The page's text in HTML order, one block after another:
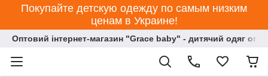
Покупайте детскую одежду по самым низким
ценам в Украине!
Оптовий інтернет-магазин "Grace baby" - дитячий одяг